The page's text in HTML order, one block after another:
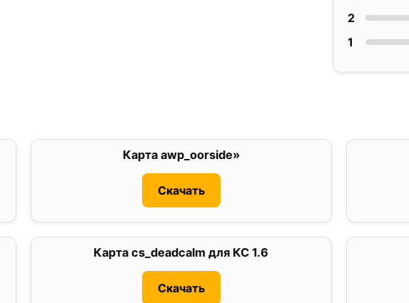
2
1
Карта awp_oorside»
Скачать
Карта cs_deadcalm для КС 1.6
Скачать